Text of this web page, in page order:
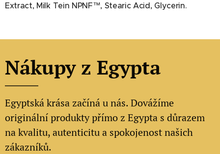
Extract, Milk Tein NPNF™, Stearic Acid, Glycerin.
Nákupy z Egypta
Egyptská krása začíná u nás. Dovážíme
originální produkty přímo z Egypta s důrazem
na kvalitu, autenticitu a spokojenost našich
zákazníků.